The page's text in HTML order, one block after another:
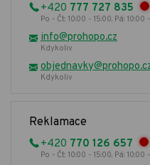
+420 777 727 835
Po - Čt: 10:00 - 15:00, Pá: 10:00
info@prohopo.cz
Kdykoliv
Kdykoliv
Reklamace
+420 770 126 657
Po - Čt: 10:00 - 15:00, Pá: 10:00